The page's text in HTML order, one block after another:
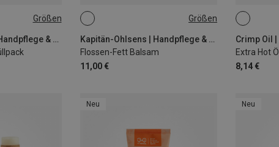
Größen
Kapitän-Ohlsens | Handpflege & Handcreme
Größen
Kapitän-Ohlsens | Handpflege & Handcreme
Flossen-Fett Balsam
11,00 €
18G
Extra Hot Öl
8,14 €
10ML
Neu Neu